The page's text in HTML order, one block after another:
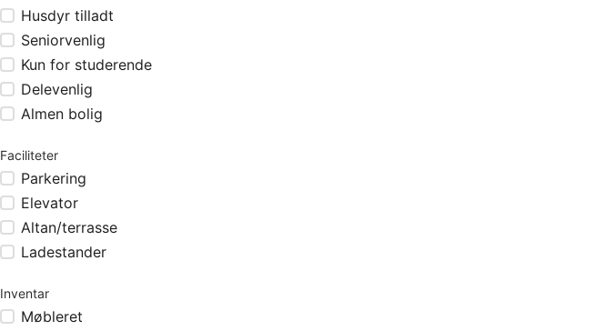
Husdyr tilladt
Seniorvenlig
Kun for studerende
Delevenlig
Almen bolig
Faciliteter
Parkering
Elevator
Altan/terrasse
Ladestander
Inventar
Møbleret